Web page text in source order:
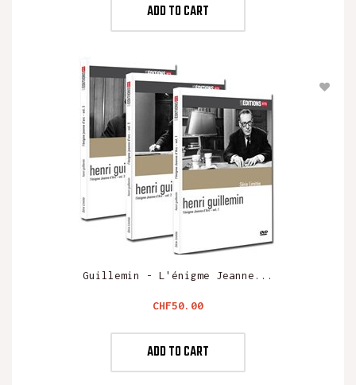
ADD TO CART
Guillemin - L'énigme Jeanne...
Price
CHF50.00
ADD TO CART